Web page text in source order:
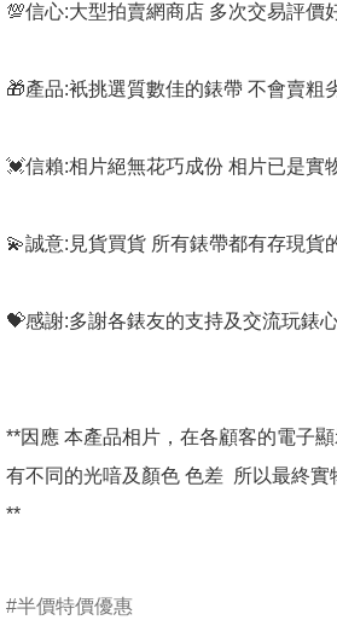
💯信心:大型拍賣網商店 多次交易評價
🎁產品:衹挑選質數佳的錶帶 不會賣粗
💓信賴:相片絕無花巧成份 相片已是實
💫誠意:見貨買貨 所有錶帶都有存現貨
💝感謝:多謝各錶友的支持及交流玩錶
**因應 本產品相片，在各顧客的電子
有不同的光喑及顏色 色差  所以最終
**
半價特價優惠